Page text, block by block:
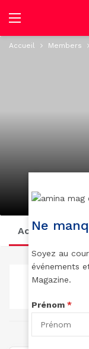
Accueil Members
Activity
TOTAL DES
LECTURES:
Ne
Soyez au
événements
Magazine.
Prénom *